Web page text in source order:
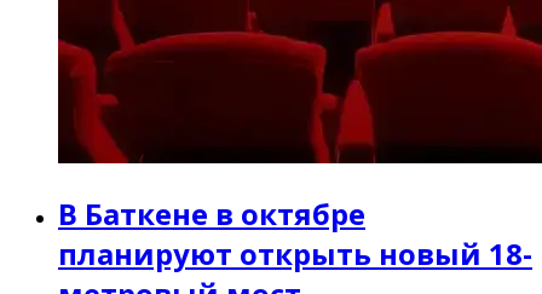
В Баткене в октябре
планируют открыть новый 18-